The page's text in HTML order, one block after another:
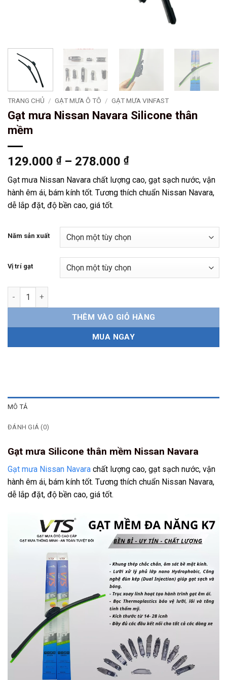
TRANG CHỦ / GẠT MƯA Ô TÔ / GẠT MƯA VINFAST
Gạt mưa Nissan Navara Silicone thân
mềm
129.000 ₫ – 278.000 ₫Khoảng
từ
129.000 ₫
Gạt mưa Nissan Navara chất lượng cao, gạt sạch nước, vận
hành êm ái, bám kính tốt. Tương thích chuẩn Nissan Navara,
dễ lắp đặt, độ bền cao, giá tốt.
Năm sản xuất
Vị trí gạt
Gạt mưa Nissan Navara Silicone thân mềm số lượng
THÊM VÀO GIỎ HÀNG
MUA NGAY
MÔ TẢ
ĐÁNH GIÁ (0)
Gạt mưa Silicone thân mềm Nissan Navara
Gạt mưa Nissan Navara chất lượng cao, gạt sạch nước, vận
hành êm ái, bám kính tốt. Tương thích chuẩn Nissan Navara,
dễ lắp đặt, độ bền cao, giá tốt.